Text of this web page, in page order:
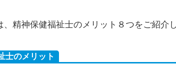
、精神保健福祉士のメリット８つをご紹介し
士のメリット